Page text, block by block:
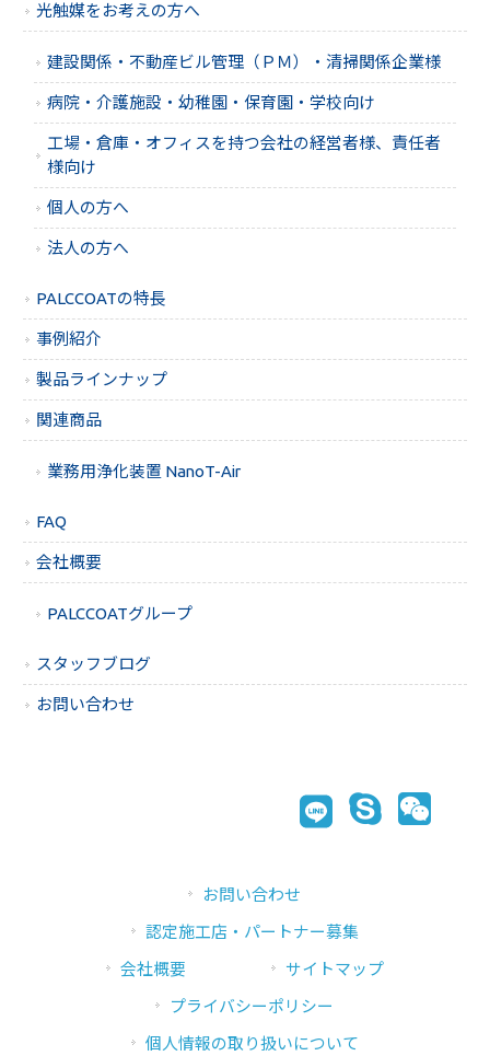
光触媒をお考えの方へ
建設関係・不動産ビル管理（ＰＭ）・清掃関係企業様
病院・介護施設・幼稚園・保育園・学校向け
工場・倉庫・オフィスを持つ会社の経営者様、責任者
様向け
個人の方へ
法人の方へ
PALCCOATの特長
事例紹介
製品ラインナップ
関連商品
業務用浄化装置 NanoT-Air
FAQ
会社概要
PALCCOATグループ
スタッフブログ
お問い合わせ
お問い合わせ
認定施工店・パートナー募集
会社概要
サイトマップ
プライバシーポリシー
個人情報の取り扱いについて